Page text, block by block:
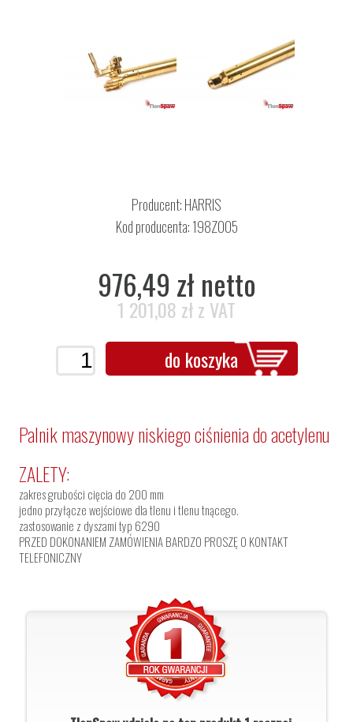
Producent:HARRIS
Kod producenta: 198Z005
976,49 zł netto
1 201,08 zł z VAT
do koszyka
Palnik maszynowy niskiego ciśnienia do acetylenu
ZALETY:
zakres grubości cięcia do 200 mm
jedno przyłącze wejściowe dla tlenu i tlenu tnącego.
zastosowanie z dyszami typ 6290
PRZED DOKONANIEM ZAMÓWIENIA BARDZO PROSZĘ O KONTAKT
TELEFONICZNY